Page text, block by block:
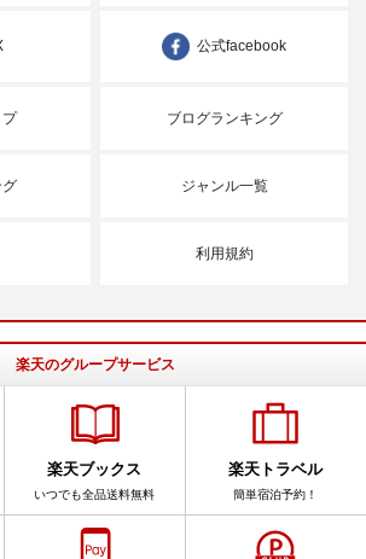
公式facebook
プ ブログランキング
ジャンル一覧
利用規約
楽天のグループサービス
楽天ブックス
いつでも全品送料無料
楽天トラベル
簡単宿泊予約！